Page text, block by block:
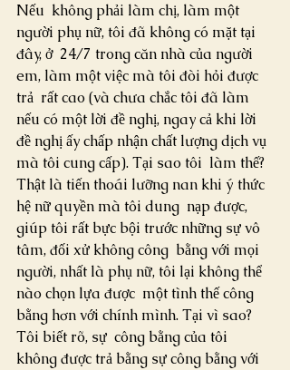
Nếu  không phải làm chị, làm một
người phụ nữ, tôi đã không có mặt tại
đây, ở  24/7 trong căn nhà của người
em, làm một việc mà tôi đòi hỏi được
trả  rất cao (và chưa chắc tôi đã làm
nếu có một lời đề nghị, ngay cả khi lời
đề nghị ấy chấp nhận chất lượng dịch vụ
mà tôi cung cấp). Tại sao tôi  làm thế?
Thật là tiến thoái lưỡng nan khi ý thức
hệ nữ quyền mà tôi dung  nạp được,
giúp tôi rất bực bội trước những sự vô
tâm, đối xử không công  bằng với mọi
người, nhất là phụ nữ, tôi lại không thể
nào chọn lựa được  một tình thế công
bằng hơn với chính mình. Tại vì sao?
Tôi biết rõ, sự  công bằng của tôi
không được trả bằng sự công bằng với